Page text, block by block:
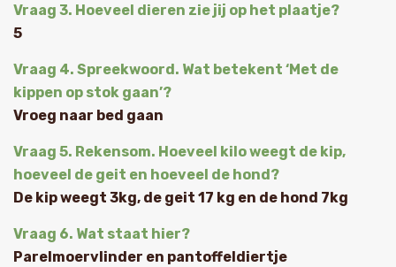
Vraag 3. Hoeveel dieren zie jij op het plaatje?
5
Vraag 4. Spreekwoord. Wat betekent ‘Met de
kippen op stok gaan’?
Vroeg naar bed gaan
Vraag 5. Rekensom. Hoeveel kilo weegt de kip,
hoeveel de geit en hoeveel de hond?
De kip weegt 3kg, de geit 17 kg en de hond 7kg
Vraag 6. Wat staat hier?
Parelmoervlinder en pantoffeldiertje